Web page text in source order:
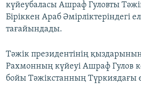
күйеубаласы Ашраф Гуловты
Біріккен Араб Әмірліктеріндегі
тағайындады.
Тәжік президентінің
Рахмонның күйеуі Ашраф Гулов
бойы Тәжікстанның Түркиядағы